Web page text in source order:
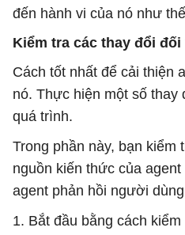
đến hành vi của nó như
Kiểm tra các thay đổi
Cách tốt nhất để cải thiện
nó. Thực hiện một số thay
quá trình.
Trong phần này, bạn kiểm
nguồn kiến ​​thức của
agent phản hồi người
1. Bắt đầu bằng cách